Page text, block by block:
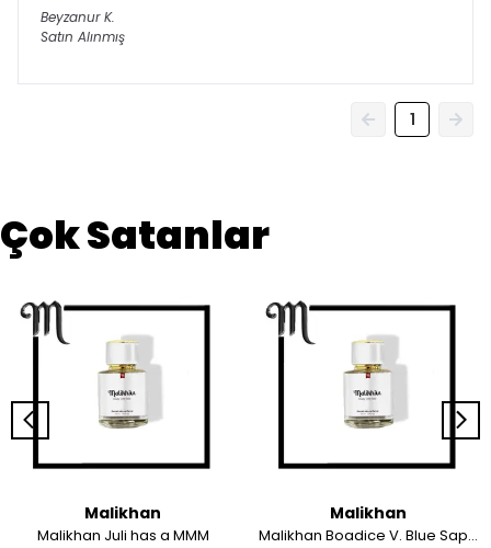
Beyzanur K.
Satın Alınmış
1
Çok Satanlar
Malikhan
Malikhan Juli has a MMM
Malikhan
Malikhan Boadice V. Blue Saphir